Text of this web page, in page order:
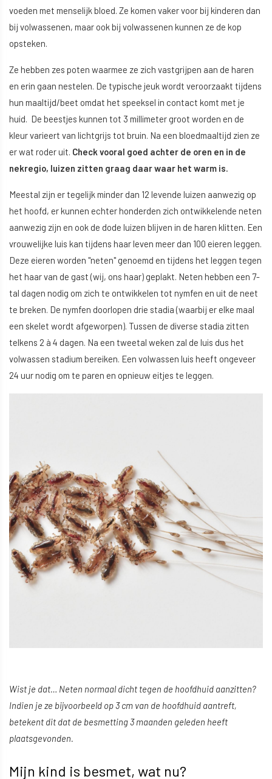
voeden met menselijk bloed. Ze komen vaker voor bij kinderen dan
bij volwassenen, maar ook bij volwassenen kunnen ze de kop
opsteken.
Ze hebben zes poten waarmee ze zich vastgrijpen aan de haren
en erin gaan nestelen. De typische jeuk wordt veroorzaakt tijdens
hun maaltijd/beet omdat het speeksel in contact komt met je
huid. De beestjes kunnen tot 3 millimeter groot worden en de
kleur varieert van lichtgrijs tot bruin. Na een bloedmaaltijd zien ze
er wat roder uit. Check vooral goed achter de oren en in de
nekregio, luizen zitten graag daar waar het warm is.
Meestal zijn er tegelijk minder dan 12 levende luizen aanwezig op
het hoofd, er kunnen echter honderden zich ontwikkelende neten
aanwezig zijn en ook de dode luizen blijven in de haren klitten. Een
vrouwelijke luis kan tijdens haar leven meer dan 100 eieren leggen.
Deze eieren worden "neten" genoemd en tijdens het leggen tegen
het haar van de gast (wij, ons haar) geplakt. Neten hebben een 7-
tal dagen nodig om zich te ontwikkelen tot nymfen en uit de neet
te breken. De nymfen doorlopen drie stadia (waarbij er elke maal
een skelet wordt afgeworpen). Tussen de diverse stadia zitten
telkens 2 à 4 dagen. Na een tweetal weken zal de luis dus het
volwassen stadium bereiken. Een volwassen luis heeft ongeveer
24 uur nodig om te paren en opnieuw eitjes te leggen.
Wist je dat… Neten normaal dicht tegen de hoofdhuid aanzitten?
Indien je ze bijvoorbeeld op 3 cm van de hoofdhuid aantreft,
betekent dit dat de besmetting 3 maanden geleden heeft
plaatsgevonden.
Mijn kind is besmet, wat nu?